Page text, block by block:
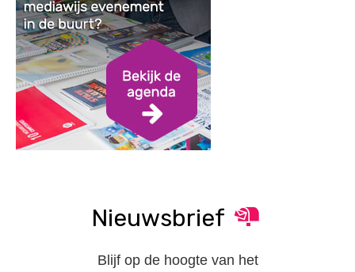
Nieuwsbrief
Blijf op de hoogte van het